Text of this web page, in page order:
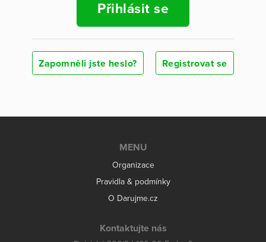
Přihlásit se
Zapomněli jste heslo? Registrovat se
MENU
Organizace
Pravidla & podmínky
O Darujme.cz
Kontaktujte nás